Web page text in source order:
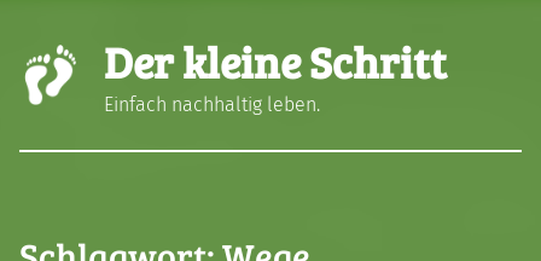
Der kleine Schritt
Einfach nachhaltig leben.